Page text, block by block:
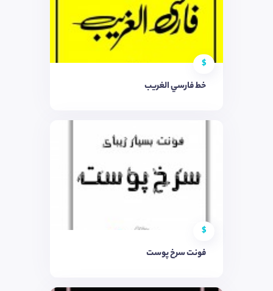
$
خط فارسي الغريب
$
فونت سرخ پوست